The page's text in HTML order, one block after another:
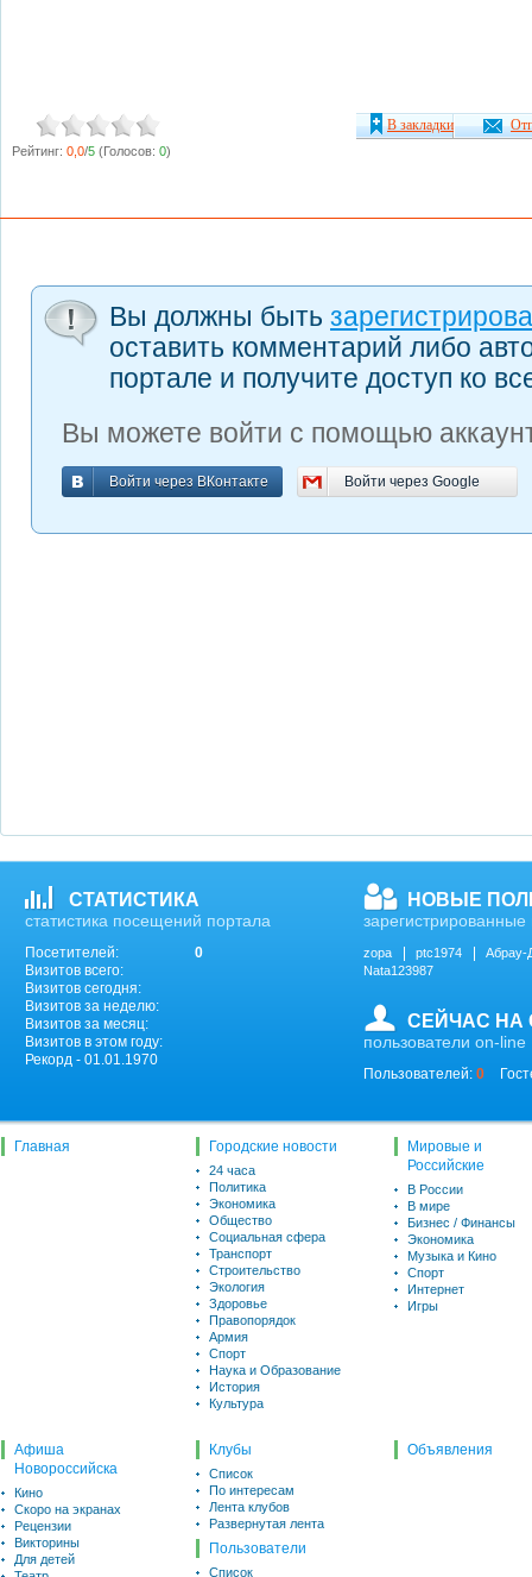
Рейтинг: 0,0/5 (Голосов: 0)
В закладки
Вы должны быть
оставить комментарий либо
портале и получите доступ ко
Вы можете войти с помощью
Войти через ВКонтакте
Войти через ВКонтакте Войти через Google
Войти через Google
СТАТИСТИКА
статистика посещений портала
Посетителей:
0
Визитов всего:
Визитов сегодня:
Визитов за неделю:
Визитов за месяц:
Визитов в этом году:
Рекорд - 01.01.1970
НОВЫЕ
зарегистрированные
zopa ptc1974
Абрау-
Nata123987
СЕЙЧАС НА
пользователи on-line
Пользователей: 0
Главная Городские новости
24 часа
Политика
Экономика
Общество
Социальная сфера
Транспорт
Строительство
Экология
Здоровье
Правопорядок
Армия
Спорт
Наука и Образование
История
Культура
Мировые и
Российские
В России
В мире
Бизнес / Финансы
Экономика
Музыка и Кино
Спорт
Интернет
Игры
Афиша
Новороссийска
Кино
Скоро на экранах
Рецензии
Викторины
Для детей
Клубы
Список
По интересам
Лента клубов
Развернутая лента
Пользователи
Список
Объявления